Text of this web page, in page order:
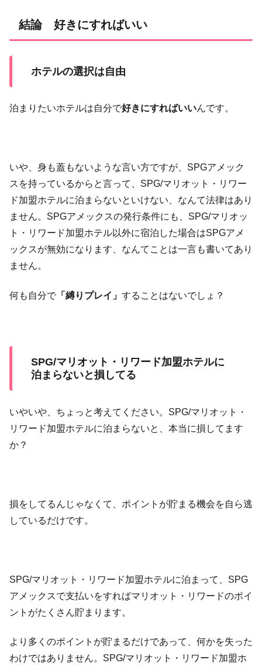
結論 好きにすればいい
ホテルの選択は自由
泊まりたいホテルは自分で好きにすればいいんです。
いや、身も蓋もないような言い方ですが、SPGアメック
スを持っているからと言って、SPG/マリオット・リワー
ド加盟ホテルに泊まらないといけない、なんて法律はあり
ません。SPGアメックスの発行条件にも、SPG/マリオッ
ト・リワード加盟ホテル以外に宿泊した場合はSPGアメ
ックスが無効になります、なんてことは一言も書いてあり
ません。
何も自分で「縛りプレイ」 することはないでしょ？
SPG/マリオット・リワード加盟ホテルに
泊まらないと損してる
いやいや、ちょっと考えてください。SPG/マリオット・
リワード加盟ホテルに泊まらないと、本当に損してます
か？
損をしてるんじゃなくて、ポイントが貯まる機会を自ら逃
しているだけです。
SPG/マリオット・リワード加盟ホテルに泊まって、SPG
アメックスで支払いをすればマリオット・リワードのポイ
ントがたくさん貯まります。
より多くのポイントが貯まるだけであって、何かを失った
わけではありません。SPG/マリオット・リワード加盟ホ